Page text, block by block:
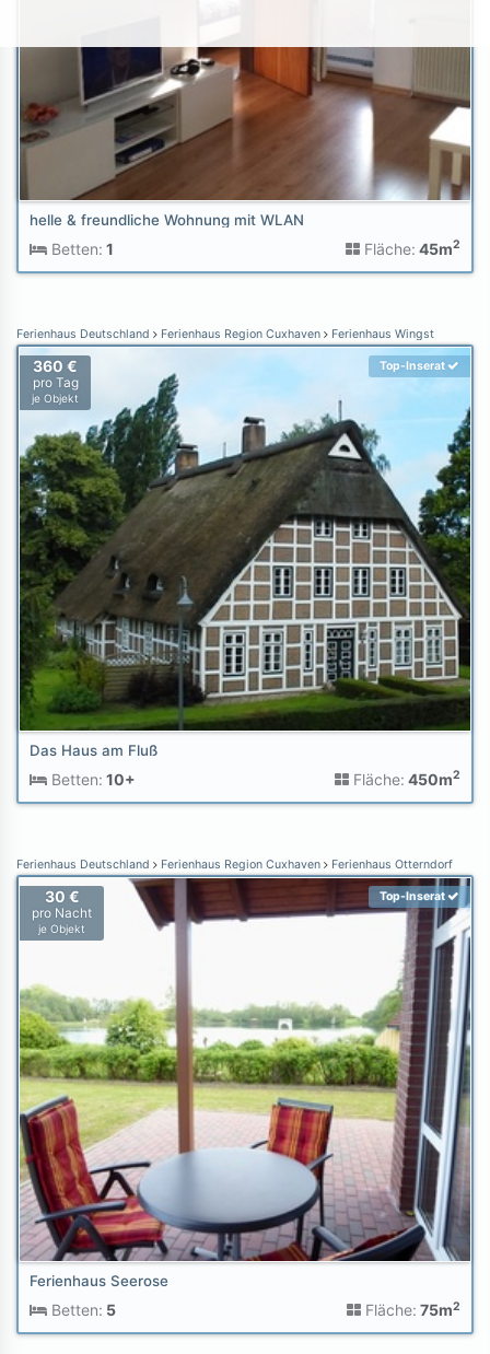
helle & freundliche Wohnung mit WLAN
Betten: 1 Fläche: 45m2
Ferienhaus Deutschland Ferienhaus Region Cuxhaven Ferienhaus Wingst
360 €
pro Tag
je Objekt
Top-Inserat
Das Haus am Fluß
Betten: 10+ Fläche: 450m2
Ferienhaus Deutschland Ferienhaus Region Cuxhaven Ferienhaus Otterndorf
30 €
pro Nacht
je Objekt
Top-Inserat
Ferienhaus Seerose
Betten: 5 Fläche: 75m2